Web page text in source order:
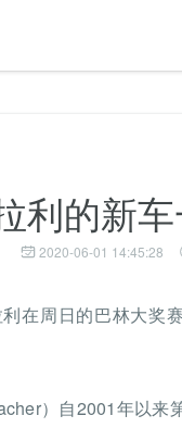
利的新
2020-06-01 14:45:28
在周日的巴林大奖
）自2001年以来